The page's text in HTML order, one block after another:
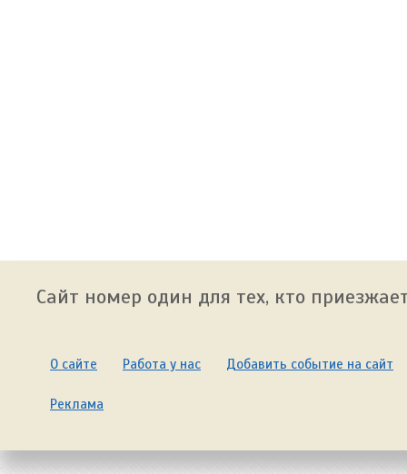
Сайт номер один для тех, кто
О сайте Работа у нас Добавить событие на сайт
Реклама